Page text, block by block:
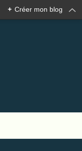
+ Créer mon blog